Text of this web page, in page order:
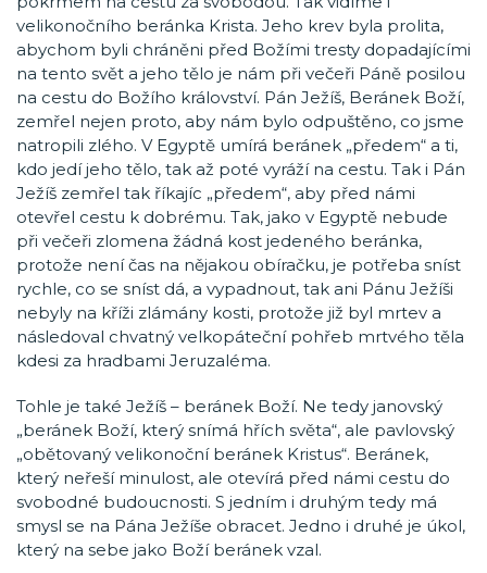
velikonočního beránka Krista. Jeho krev byla prolita,
abychom byli chráněni před Božími tresty dopadajícími
na tento svět a jeho tělo je nám při večeři Páně posilou
na cestu do Božího království. Pán Ježíš, Beránek Boží,
zemřel nejen proto, aby nám bylo odpuštěno, co jsme
natropili zlého. V Egyptě umírá beránek „předem“ a ti,
kdo jedí jeho tělo, tak až poté vyráží na cestu. Tak i Pán
Ježíš zemřel tak říkajíc „předem“, aby před námi
otevřel cestu k dobrému. Tak, jako v Egyptě nebude
při večeři zlomena žádná kost jedeného beránka,
protože není čas na nějakou obíračku, je potřeba sníst
rychle, co se sníst dá, a vypadnout, tak ani Pánu Ježíši
nebyly na kříži zlámány kosti, protože již byl mrtev a
následoval chvatný velkopáteční pohřeb mrtvého těla
kdesi za hradbami Jeruzaléma.
Tohle je také Ježíš – beránek Boží. Ne tedy janovský
„beránek Boží, který snímá hřích světa“, ale pavlovský
„obětovaný velikonoční beránek Kristus“. Beránek,
který neřeší minulost, ale otevírá před námi cestu do
svobodné budoucnosti. S jedním i druhým tedy má
smysl se na Pána Ježíše obracet. Jedno i druhé je úkol,
který na sebe jako Boží beránek vzal.